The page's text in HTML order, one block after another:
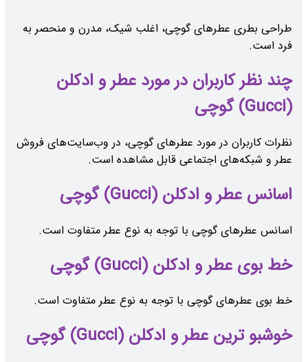
طراحی بطری عطرهای گوچی، اغلب شیک، مدرن و منحصر به
فرد است.
چند نظر کاربران در مورد عطر و ادکلن
(Gucci) گوچی
نظرات کاربران در مورد عطرهای گوچی، در وب‌سایت‌های فروش
عطر و شبکه‌های اجتماعی قابل مشاهده است.
اسانس عطر و ادکلن (Gucci) گوچی
اسانس عطرهای گوچی با توجه به نوع عطر متفاوت است.
خط بوی عطر و ادکلن (Gucci) گوچی
خط بوی عطرهای گوچی با توجه به نوع عطر متفاوت است.
خوشبو ترین عطر و ادکلن (Gucci) گوچی